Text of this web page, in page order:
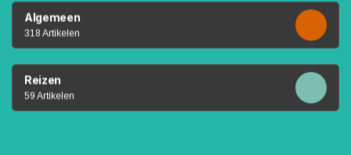
Algemeen
318 Artikelen
Reizen
59 Artikelen